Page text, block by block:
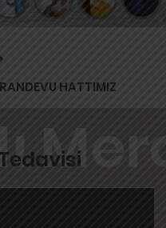
HATTIMIZ